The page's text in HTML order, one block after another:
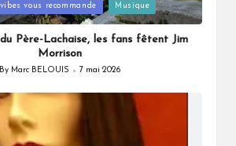
vous recommande Musique
Père-Lachaise, les fans fêtent Jim
Morrison
Posted
By Marc BELOUIS 7 mai 2026